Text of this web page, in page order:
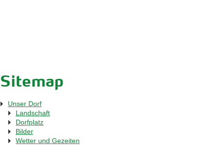
Sitemap
Unser Dorf
Landschaft
Dorfplatz
Bilder
Wetter und Gezeiten